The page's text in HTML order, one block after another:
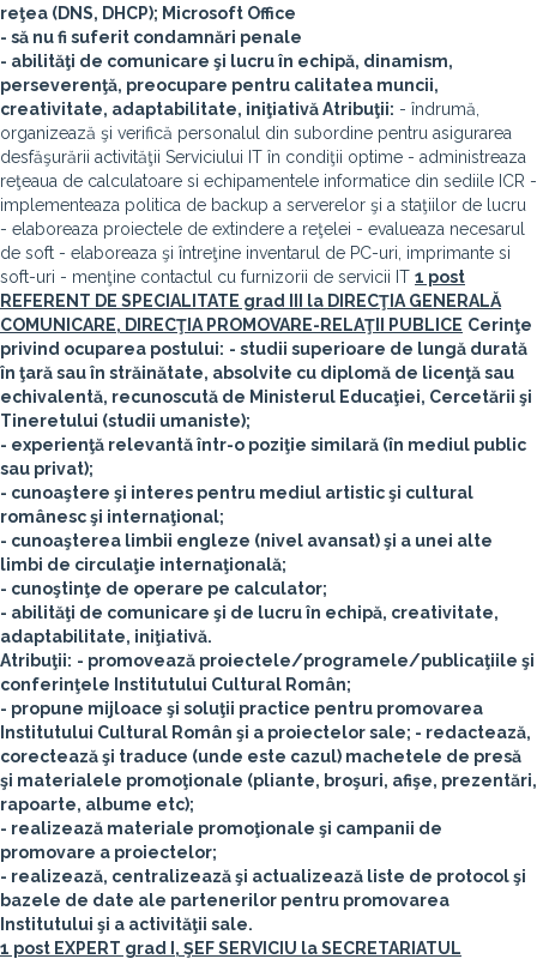
reţea (DNS, DHCP); Microsoft Office
- să nu fi suferit condamnări penale
- abilităţi de comunicare şi lucru în echipă, dinamism,
perseverenţă, preocupare pentru calitatea muncii,
creativitate, adaptabilitate, iniţiativăAtribuţii: - îndrumă,
organizează şi verifică personalul din subordine pentru asigurarea
desfăşurării activităţii Serviciului IT în condiţii optime - administreaza
reţeaua de calculatoare si echipamentele informatice din sediile ICR -
implementeaza politica de backup a serverelor şi a staţiilor de lucru
- elaboreaza proiectele de extindere a reţelei - evalueaza necesarul
de soft - elaboreaza şi întreţine inventarul de PC-uri, imprimante si
soft-uri - menţine contactul cu furnizorii de servicii IT 1 post
REFERENT DE SPECIALITATE grad III la DIRECŢIA GENERALĂ
COMUNICARE, DIRECŢIA PROMOVARE-RELAŢII PUBLICE Cerinţe
privind ocuparea postului: - studii superioare de lungă durată
în ţară sau în străinătate, absolvite cu diplomă de licenţă sau
echivalentă, recunoscută de Ministerul Educaţiei, Cercetării şi
Tineretului (studii umaniste);
- experienţă relevantă într-o poziţie similară (în mediul public
sau privat);
- cunoaştere şi interes pentru mediul artistic şi cultural
românesc şi internaţional;
- cunoaşterea limbii engleze (nivel avansat) şi a unei alte
limbi de circulaţie internaţională;
- cunoştinţe de operare pe calculator;
- abilităţi de comunicare şi de lucru în echipă, creativitate,
adaptabilitate, iniţiativă.
Atribuţii: - promovează proiectele/programele/publicaţiile şi
conferinţele Institutului Cultural Român;
- propune mijloace şi soluţii practice pentru promovarea
Institutului Cultural Român şi a proiectelor sale; - redactează,
corectează şi traduce (unde este cazul) machetele de presă
şi materialele promoţionale (pliante, broşuri, afişe, prezentări,
rapoarte, albume etc);
- realizează materiale promoţionale şi campanii de
promovare a proiectelor;
- realizează, centralizează şi actualizează liste de protocol şi
bazele de date ale partenerilor pentru promovarea
Institutului şi a activităţii sale.
1 post EXPERT grad I, ŞEF SERVICIU la SECRETARIATUL